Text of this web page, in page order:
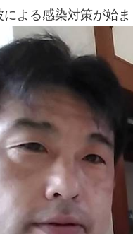
による感染対策が始ま